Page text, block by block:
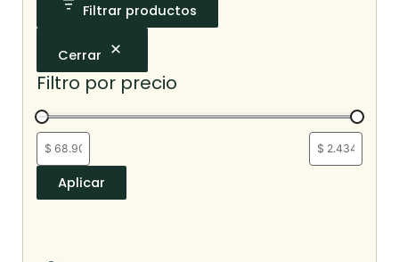
Filtrar productos
Cerrar
Filtro por precio
Aplicar